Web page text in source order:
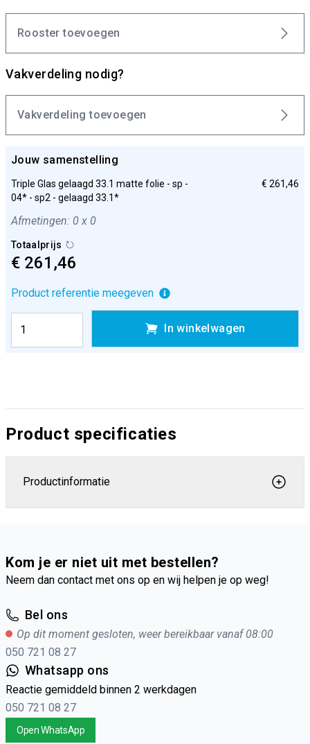
Rooster toevoegen
Vakverdeling nodig?
Vakverdeling toevoegen
Jouw samenstelling
Triple Glas gelaagd 33.1 matte folie - sp -
04* - sp2 - gelaagd 33.1*
€ 261,46
Afmetingen: 0 x 0
Totaalprijs
€ 261,46
Product referentie meegeven
In winkelwagen
Product specificaties
Productinformatie
Kom je er niet uit met bestellen?
Neem dan contact met ons op en wij helpen je op weg!
Bel ons
Op dit moment gesloten, weer bereikbaar vanaf 08:00
050 721 08 27
Whatsapp ons
Reactie gemiddeld binnen 2 werkdagen
050 721 08 27
Open WhatsApp